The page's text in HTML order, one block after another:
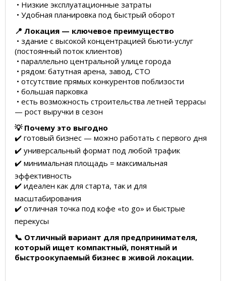
• Низкие эксплуатационные затраты
• Удобная планировка под быстрый оборот
📍 Локация — ключевое преимущество
• здание с высокой концентрацией бьюти-услуг
(постоянный поток клиентов)
• параллельно центральной улице города
• рядом: батутная арена, завод, СТО
• отсутствие прямых конкурентов поблизости
• большая парковка
• есть возможность строительства летней террасы
— рост выручки в сезон
💡 Почему это выгодно
✔️ готовый бизнес — можно работать с первого дня
✔️ универсальный формат под любой трафик
✔️ минимальная площадь = максимальная
эффективность
✔️ идеален как для старта, так и для
масштабирования
✔️ отличная точка под кофе «to go» и быстрые
перекусы
📞 Отличный вариант для предпринимателя,
который ищет компактный, понятный и
быстроокупаемый бизнес в живой локации.